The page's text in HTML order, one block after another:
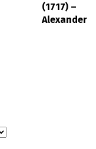
(1717) –
Alexander